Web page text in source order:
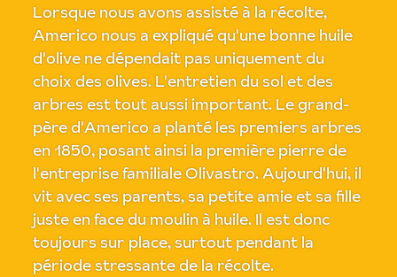
Lorsque nous avons assisté à la récolte,
Americo nous a expliqué qu'une bonne huile
d'olive ne dépendait pas uniquement du
choix des olives. L'entretien du sol et des
arbres est tout aussi important. Le grand-
père d'Americo a planté les premiers arbres
en 1850, posant ainsi la première pierre de
l'entreprise familiale Olivastro. Aujourd'hui, il
vit avec ses parents, sa petite amie et sa fille
juste en face du moulin à huile. Il est donc
toujours sur place, surtout pendant la
période stressante de la récolte.